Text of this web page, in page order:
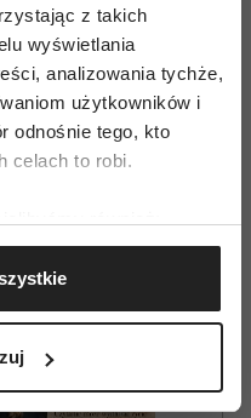
z takich
wyświetlania
analizowania tychże,
użytkowników i
odnośnie tego, kto
celach to robi.
Twojej lokalizacji
nawet do kilku metrów
aktywnie
odcisk palca)
Praca.pl.
w styczniu 2016 r.,